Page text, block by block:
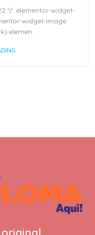
*/ .elementor-widget-
widget-image